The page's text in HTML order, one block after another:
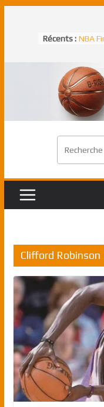
Récents : NBA
un
NBA
Freek
Shai
match
Pau
Rudy
Clifford Robinson